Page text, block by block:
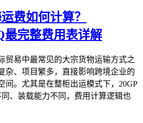
费如何计算？
最完整费用表详解
贸易中最常见的大宗货物运输方式之
杂、项目繁多，直接影响跨境企业的
间。尤其是在整柜出运模式下，20GP
、装载能力不同，费用计算逻辑也